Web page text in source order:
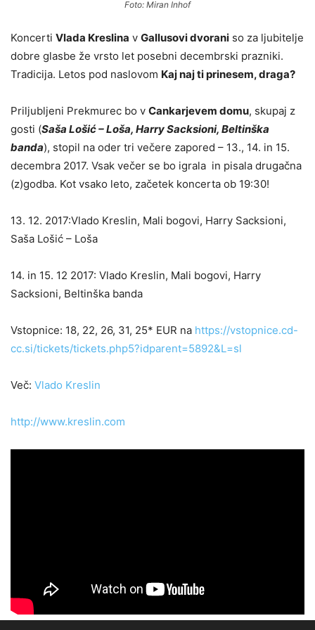
Foto: Miran Inhof
Koncerti Vlada Kreslina v Gallusovi dvorani so za ljubitelje
dobre glasbe že vrsto let posebni decembrski prazniki.
Tradicija. Letos pod naslovom Kaj naj ti prinesem, draga?
Priljubljeni Prekmurec bo v Cankarjevem domu, skupaj z
gosti (Saša Lošić – Loša, Harry Sacksioni, Beltinška
banda), stopil na oder tri večere zapored – 13., 14. in 15.
decembra 2017. Vsak večer se bo igrala in pisala drugačna
(z)godba. Kot vsako leto, začetek koncerta ob 19:30!
13. 12. 2017:Vlado Kreslin, Mali bogovi, Harry Sacksioni,
Saša Lošić – Loša
14. in 15. 12 2017: Vlado Kreslin, Mali bogovi, Harry
Sacksioni, Beltinška banda
Vstopnice: 18, 22, 26, 31, 25* EUR na https://vstopnice.cd-
cc.si/tickets/tickets.php5?idparent=5892&L=sl
Več: Vlado Kreslin
http://www.kreslin.com